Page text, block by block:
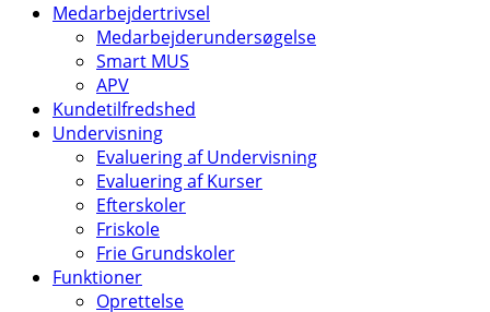
Medarbejdertrivsel
Medarbejderundersøgelse
Smart MUS
APV
Kundetilfredshed
Undervisning
Evaluering af Undervisning
Evaluering af Kurser
Efterskoler
Friskole
Frie Grundskoler
Funktioner
Oprettelse